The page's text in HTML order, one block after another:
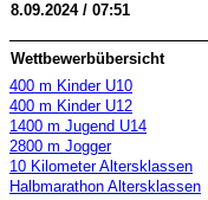
8.09.2024 / 07:51
Wettbewerbübersicht
400 m Kinder U10
400 m Kinder U12
1400 m Jugend U14
2800 m Jogger
10 Kilometer Altersklassen
Halbmarathon Altersklassen